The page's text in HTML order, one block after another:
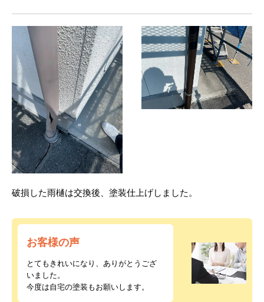
破損した雨樋は交換後、塗装仕上げしました。
お客様の声
とてもきれいになり、ありがとうござ
いました。
今度は自宅の塗装もお願いします。